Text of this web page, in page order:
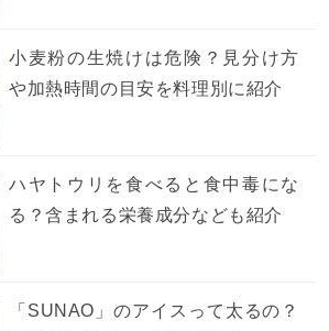
小麦粉の生焼けは危険？見分け方
や加熱時間の目安を料理別に紹介
ハヤトウリを食べると食中毒にな
る？含まれる栄養成分なども紹介
「SUNAO」のアイスって太るの？